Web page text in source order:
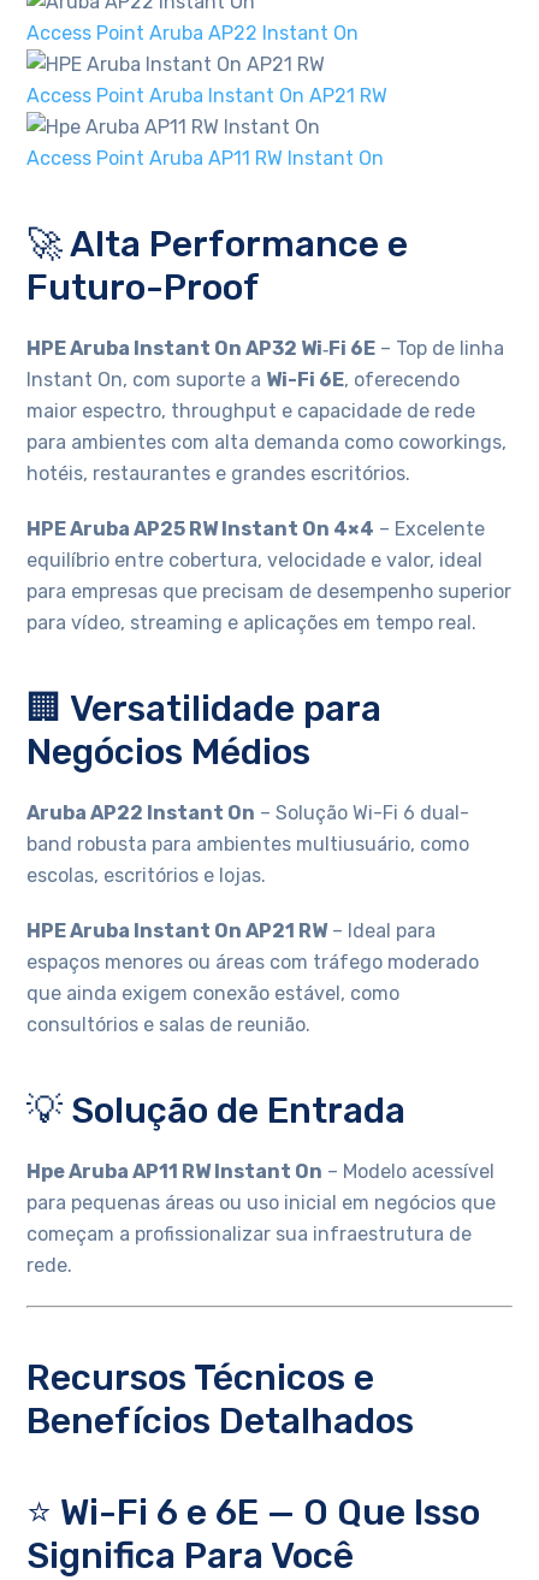
Access Point Aruba AP22 Instant On
Access Point Aruba Instant On AP21 RW
Access Point Aruba AP11 RW Instant On
🚀 Alta Performance e
Futuro-Proof
HPE Aruba Instant On AP32 Wi‑Fi 6E – Top de linha
Instant On, com suporte a Wi-Fi 6E, oferecendo
maior espectro, throughput e capacidade de rede
para ambientes com alta demanda como coworkings,
hotéis, restaurantes e grandes escritórios.
HPE Aruba AP25 RW Instant On 4×4 – Excelente
equilíbrio entre cobertura, velocidade e valor, ideal
para empresas que precisam de desempenho superior
para vídeo, streaming e aplicações em tempo real.
🏢 Versatilidade para
Negócios Médios
Aruba AP22 Instant On – Solução Wi-Fi 6 dual-
band robusta para ambientes multiusuário, como
escolas, escritórios e lojas.
HPE Aruba Instant On AP21 RW– Ideal para
espaços menores ou áreas com tráfego moderado
que ainda exigem conexão estável, como
consultórios e salas de reunião.
💡 Solução de Entrada
Hpe Aruba AP11 RW Instant On – Modelo acessível
para pequenas áreas ou uso inicial em negócios que
começam a profissionalizar sua infraestrutura de
rede.
Recursos Técnicos e
Benefícios Detalhados
⭐ Wi-Fi 6 e 6E — O Que Isso
Significa Para Você